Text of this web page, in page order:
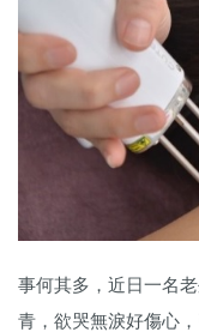
事何其多，近日一名
青，欲哭無淚好傷心